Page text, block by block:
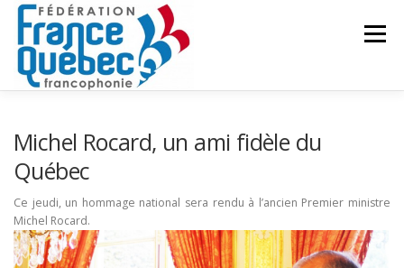
Aller
contenu
Menu
INTRANET
Michel Rocard, un ami fidèle du
Québec
Ce jeudi, un hommage national sera rendu à l’ancien Premier ministre
Michel Rocard.